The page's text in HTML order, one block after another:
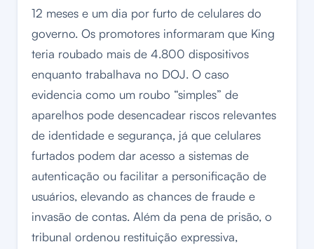
12 meses e um dia por furto de celulares do
governo. Os promotores informaram que King
teria roubado mais de 4.800 dispositivos
enquanto trabalhava no DOJ. O caso
evidencia como um roubo “simples” de
aparelhos pode desencadear riscos relevantes
de identidade e segurança, já que celulares
furtados podem dar acesso a sistemas de
autenticação ou facilitar a personificação de
usuários, elevando as chances de fraude e
invasão de contas. Além da pena de prisão, o
tribunal ordenou restituição expressiva,